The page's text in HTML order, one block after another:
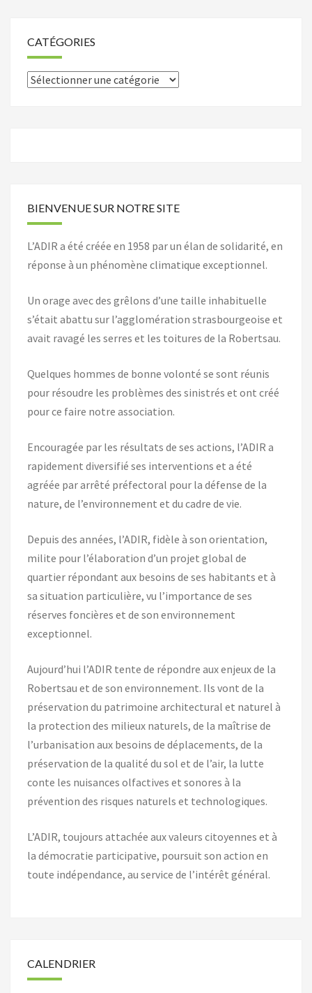
CATÉGORIES
Catégories
BIENVENUE SUR NOTRE SITE
L’ADIR a été créée en 1958 par un élan de solidarité, en
réponse à un phénomène climatique exceptionnel.
Un orage avec des grêlons d’une taille inhabituelle
s’était abattu sur l’agglomération strasbourgeoise et
avait ravagé les serres et les toitures de la Robertsau.
Quelques hommes de bonne volonté se sont réunis
pour résoudre les problèmes des sinistrés et ont créé
pour ce faire notre association.
Encouragée par les résultats de ses actions, l’ADIR a
rapidement diversifié ses interventions et a été
agréée par arrêté préfectoral pour la défense de la
nature, de l’environnement et du cadre de vie.
Depuis des années, l’ADIR, fidèle à son orientation,
milite pour l’élaboration d’un projet global de
quartier répondant aux besoins de ses habitants et à
sa situation particulière, vu l’importance de ses
réserves foncières et de son environnement
exceptionnel.
Aujourd’hui l’ADIR tente de répondre aux enjeux de la
Robertsau et de son environnement. Ils vont de la
préservation du patrimoine architectural et naturel à
la protection des milieux naturels, de la maîtrise de
l’urbanisation aux besoins de déplacements, de la
préservation de la qualité du sol et de l’air, la lutte
conte les nuisances olfactives et sonores à la
prévention des risques naturels et technologiques.
L’ADIR, toujours attachée aux valeurs citoyennes et à
la démocratie participative, poursuit son action en
toute indépendance, au service de l’intérêt général.
CALENDRIER